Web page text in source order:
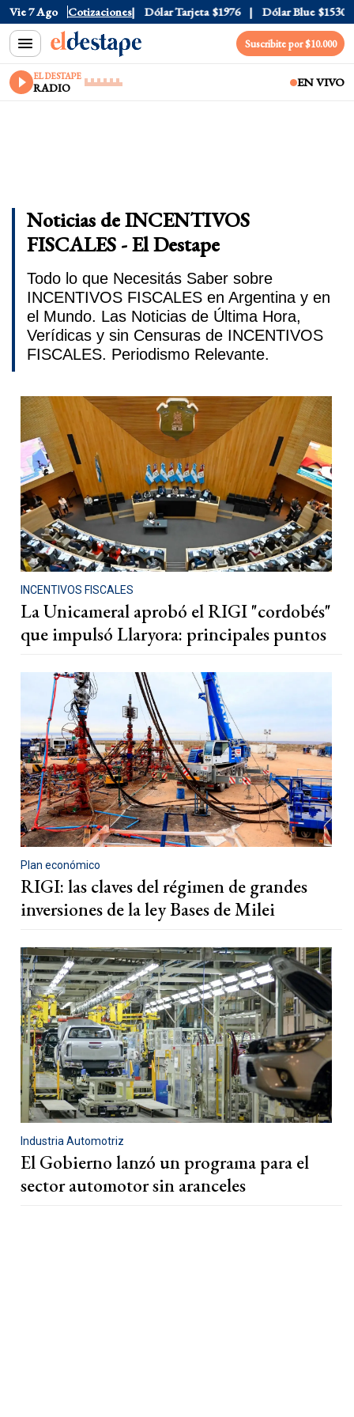
Vie 7 Ago Cotizaciones
Dólar Oficial $1520 Dólar Tarjeta $1976 Dólar Blue $1530
Suscribite por $10.000
EL DESTAPE
RADIO EN VIVO
Noticias de INCENTIVOS
FISCALES - El Destape
Todo lo que Necesitás Saber sobre
INCENTIVOS FISCALES en Argentina y en
el Mundo. Las Noticias de Última Hora,
Verídicas y sin Censuras de INCENTIVOS
FISCALES. Periodismo Relevante.
INCENTIVOS FISCALES
La Unicameral aprobó el RIGI "cordobés"
que impulsó Llaryora: principales puntos
Plan económico
RIGI: las claves del régimen de grandes
inversiones de la ley Bases de Milei
Industria Automotriz
El Gobierno lanzó un programa para el
sector automotor sin aranceles